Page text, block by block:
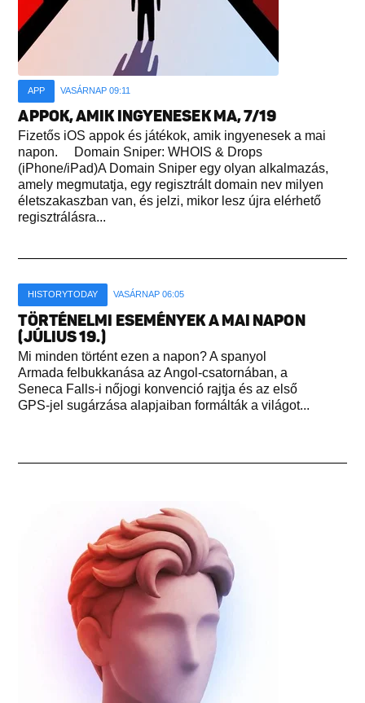
APP VASÁRNAP 09:11
APPOK, AMIK INGYENESEK MA, 7/19
Fizetős iOS appok és játékok, amik ingyenesek a mai
napon. Domain Sniper: WHOIS & Drops
(iPhone/iPad)A Domain Sniper egy olyan alkalmazás,
amely megmutatja, egy regisztrált domain nev milyen
életszakaszban van, és jelzi, mikor lesz újra elérhető
regisztrálásra...
HISTORYTODAY VASÁRNAP 06:05
TÖRTÉNELMI ESEMÉNYEK A MAI NAPON
(JÚLIUS 19.)
Mi minden történt ezen a napon? A spanyol
Armada felbukkanása az Angol-csatornában, a
Seneca Falls-i nőjogi konvenció rajtja és az első
GPS-jel sugárzása alapjaiban formálták a világot...